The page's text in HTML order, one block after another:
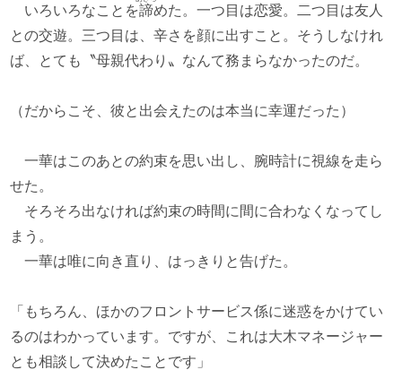
いろいろなことを諦めた。一つ目は恋愛。二つ目は友人
との交遊。三つ目は、辛さを顔に出すこと。そうしなけれ
ば、とても〝母親代わり〟なんて務まらなかったのだ。
（だからこそ、彼と出会えたのは本当に幸運だった）
一華はこのあとの約束を思い出し、腕時計に視線を走ら
せた。
そろそろ出なければ約束の時間に間に合わなくなってし
まう。
一華は唯に向き直り、はっきりと告げた。
「もちろん、ほかのフロントサービス係に迷惑をかけてい
るのはわかっています。ですが、これは大木マネージャー
とも相談して決めたことです」